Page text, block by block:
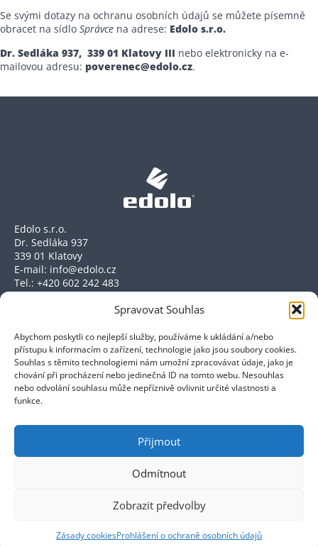
Spravovat Souhlas
Abychom poskytli co nejlepší služby, používáme k ukládání a/nebo
přístupu k informacím o zařízení, technologie jako jsou soubory cookies.
Souhlas s těmito technologiemi nám umožní zpracovávat údaje, jako je
chování při procházení nebo jedinečná ID na tomto webu. Nesouhlas
nebo odvolání souhlasu může nepříznivě ovlivnit určité vlastnosti a
funkce.
Přijmout
Odmítnout
Zobrazit předvolby
Zásady cookiesProhlášení o ochraně osobních údajů
Se svými dotazy na ochranu osobních údajů se můžete písemně
obracet na sídlo Správce na adrese: Edolo s.r.o.
Dr. Sedláka 937, 339 01 Klatovy III nebo elektronicky na e-
mailovou adresu: poverenec@edolo.cz.
Edolo s.r.o.
Dr. Sedláka 937
339 01 Klatovy
E-mail: info@edolo.cz
Tel.: +420 602 242 483
Podniková ekonomika
Účetnictví a daně
Dotace a výběrová řízení
Důležité odkazy
© Edolo, s.r.o.